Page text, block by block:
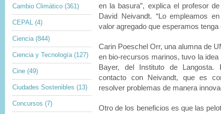
Cambio Climático (361)
CEPAL (4)
Ciencia (844)
Ciencia y Tecnología (127)
Cine (49)
Ciudades Sostenibles (13)
Concursos (7)
en la basura”, explica el profesor
David Neivandt. “Lo empleamos
valor agregado que esperamos
Carin Poeschel Orr, una alumna de
en bio-recursos marinos, tuvo la
Bayer, del Instituto de
contacto con Neivandt, que es
resolver problemas de manera
Otro de los beneficios es que las